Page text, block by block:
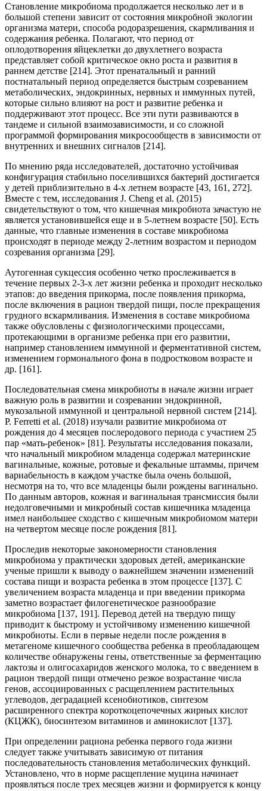
Становление микробиома продолжается несколько лет и в
большой степени зависит от состояния микробной экологии
организма матери, способа родоразрешения, скармливания и
содержания ребенка. Полагают, что период от
оплодотворения яйцеклетки до двухлетнего возраста
представляет собой критическое окно роста и развития в
раннем детстве [214]. Этот пренатальный и ранний
постнатальный период определяется быстрым созреванием
метаболических, эндокринных, нервных и иммунных путей,
которые сильно влияют на рост и развитие ребенка и
поддерживают этот процесс. Все эти пути развиваются в
тандеме и сильной взаимозависимости, и со сложной
программой формирования микросообществ в зависимости от
внутренних и внешних сигналов [214].
По мнению ряда исследователей, достаточно устойчивая
конфигурация стабильно поселившихся бактерий достигается
у детей приблизительно в 4-х летнем возрасте [43, 161, 272].
Вместе с тем, исследования J. Cheng et al. (2015)
свидетельствуют о том, что кишечная микробиота зачастую не
является установившейся еще и в 5-летнем возрасте [50]. Есть
данные, что главные изменения в составе микробиома
происходят в периоде между 2-летним возрастом и периодом
созревания организма [29].
Аутогенная сукцессия особенно четко прослеживается в
течение первых 2-3-х лет жизни ребенка и проходит несколько
этапов: до введения прикорма, после появления прикорма,
после включения в рацион твердой пищи, после прекращения
грудного вскармливания. Изменения в составе микробиома
также обусловлены с физиологическими процессами,
протекающими в организме ребенка при его развитии,
например становлением иммунной и ферментативной систем,
изменением гормонального фона в подростковом возрасте и
др. [161].
Последовательная смена микробиоты в начале жизни играет
важную роль в развитии и созревании эндокринной,
мукозальной иммунной и центральной нервной систем [214].
P. Ferretti et al. (2018) изучали развитие микробиома от
рождения до 4 месяцев послеродового периода с участием 25
пар «мать-ребенок» [81]. Результаты исследования показали,
что начальный микробиом младенца содержал материнские
вагинальные, кожные, ротовые и фекальные штаммы, причем
вариабельность в каждом участке была очень большой,
несмотря на то, что все младенцы были рождены вагинально.
По данным авторов, кожная и вагинальная трансмиссия были
недолговечными и микробный состав кишечника младенца
имел наибольшее сходство с кишечным микробиомом матери
на четвертом месяце после рождения [81].
Проследив некоторые закономерности становления
микробиома у практически здоровых детей, американские
ученые пришли к выводу о важнейшем значении изменений
состава пищи и возраста ребенка в этом процессе [137]. С
увеличением возраста младенца и при введении прикорма
заметно возрастает филогенетическое разнообразие
микробиома [137, 191]. Перевод детей на твердую пищу
приводит к быстрому и устойчивому изменению кишечной
микробиоты. Если в первые недели после рождения в
метагеноме кишечного сообщества ребенка в преобладающем
количестве обнаружены гены, ответственные за ферментацию
лактозы и олигосахаридов женского молока, то с введением в
рацион твердой пищи отмечено резкое возрастание числа
генов, ассоциированных с расщеплением растительных
углеводов, деградацией ксенобиотиков, синтезом
расширенного спектра короткоцепочечных жирных кислот
(КЦЖК), биосинтезом витаминов и аминокислот [137].
При определении рациона ребенка первого года жизни
следует также учитывать зависимую от питания
последовательность становления метаболических функций.
Установлено, что в норме расщепление муцина начинает
проявляться после трех месяцев жизни и формируется к концу